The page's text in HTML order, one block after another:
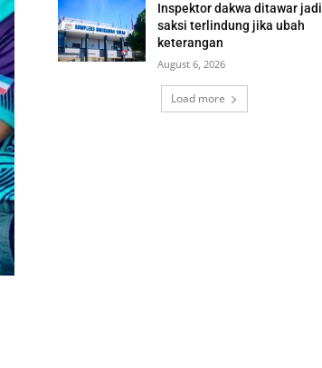
Inspektor dakwa ditawar jadi
saksi terlindung jika ubah
keterangan
August 6, 2026
Load more